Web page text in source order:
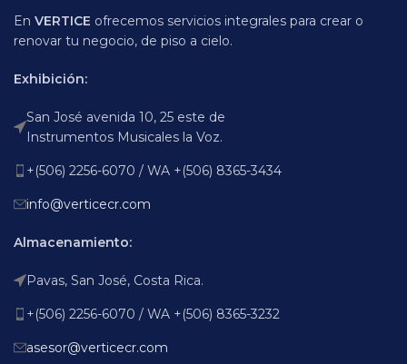
En VERTICE ofrecemos servicios integrales para crear o
renovar tu negocio, de piso a cielo.
Exhibición:
San José avenida 10, 25 este de
Instrumentos Musicales la Voz.
+(506) 2256-6070 / WA +(506) 8365-3434
info@verticecr.com
Almacenamiento:
Pavas, San José, Costa Rica.
+(506) 2256-6070 / WA +(506) 8365-3232
asesor@verticecr.com